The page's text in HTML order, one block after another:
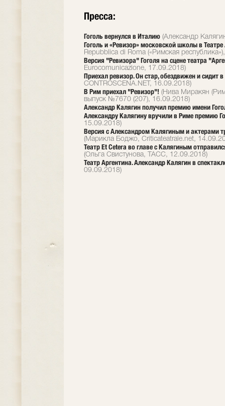
Пресса:
Гоголь вернулся в Италию (Александр
Гоголь и «Ревизор» московской школы в Театре
Repubblica di Roma («Римская
Версия "Ревизора" Гоголя на сцене театра
Eurocomunicazione, 17.09.2018)
Приехал ревизор. Он стар, обездвижен и сидит
CONTROSCENA.NET, 16.09.2018)
В Рим приехал "Ревизор"! (Нива Миракян
выпуск №7670 (207), 16.09.2018)
Александр Калягин получил премию имени
Александру Калягину вручили в Риме премию
15.09.2018)
Версия с Александром Калягиным и актерами
(Марикла Боджо, Criticateatrale.net,
Театр Et Cetera во главе с Калягиным
(Ольга Свистунова, ТАСС, 12.09.2018)
Театр Аргентина. Александр Калягин в
09.09.2018)